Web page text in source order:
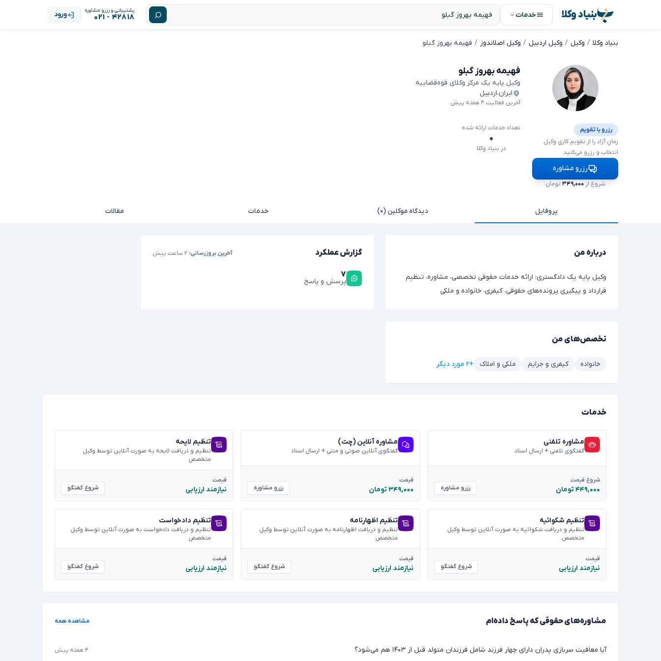
بنیاد وکلا خدمات پشتیبانی و رزرو مشاوره
۴۲۸۱۸ - ۰۲۱ ورود
بنیاد وکلا وکیل وکیل اردبیل وکیل اصلاندوز فهیمه بهروز گبلو
فهیمه بهروز گبلو
وکیل پایه یک مرکز وکلای قوه‌قضاییه
ایران،اردبیل
آخرین فعالیت ۴ هفته پیش
تعداد خدمات ارائه شده
۰
در بنیاد وکلا
رزرو با تقویم
زمانِ آزاد را از تقویمِ کاریِ وکیل
انتخاب و رزرو می‌کنید.
رزرو مشاوره
شروع از۳۴۹,۰۰۰ تومان
پروفایل دیدگاه موکلین (۰) خدمات مقالات
درباره من
وکیل پایه یک دادگستری؛ ارائه خدمات حقوقی تخصصی، مشاوره، تنظیم
قرارداد و پیگیری پرونده‌های حقوقی، کیفری، خانواده و ملکی
گزارش عملکرد آخرین بروزرسانی:
۷
پرسش و پاسخ
تخصص‌های من
خانواده کیفری و جرایم ملکی و املاک +۲ مورد دیگر
خدمات
مشاوره تلفنی
گفتگوی تلفنی + ارسال اسناد
شروع قیمت
۴۴۹,۰۰۰ تومان رزرو مشاوره
مشاوره آنلاین (چت)
گفتگوی آنلاین صوتی و متنی + ارسال اسناد
قیمت
۳۴۹,۰۰۰ تومان رزرو مشاوره
تنظیم لایحه
تنظیم و دریافت لایحه به صورت آنلاین توسط وکیل
متخصص
قیمت
نیازمند ارزیابی شروع گفتگو
تنظیم شکوائیه
تنظیم و دریافت شکوائیه به صورت آنلاین توسط وکیل
متخصص
قیمت
نیازمند ارزیابی شروع گفتگو
تنظیم اظهارنامه
تنظیم و دریافت اظهارنامه به صورت آنلاین توسط وکیل
متخصص
قیمت
نیازمند ارزیابی شروع گفتگو
تنظیم دادخواست
تنظیم و دریافت دادخواست به صورت آنلاین توسط وکیل
متخصص
قیمت
نیازمند ارزیابی شروع گفتگو
مشاوره‌های حقوقی که پاسخ داده‌ام مشاهده همه
آیا معافیت سربازی پدران دارای چهار فرزند شامل فرزندان متولد قبل از ۱۴۰۳ هم می‌شود؟ ۴ هفته پیش